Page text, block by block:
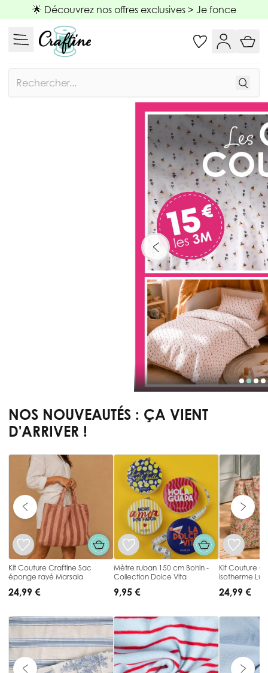
Allez au contenu
🌟 Découvrez nos offres exclusives > Je fonce
NOS NOUVEAUTÉS : ÇA VIENT
D'ARRIVER !
Kit Couture Craftine Sac
éponge rayé Marsala
24,99 €
Mètre ruban 150 cm Bohin -
Collection Dolce Vita
9,95 €
Kit Couture
isotherme
24,99 €